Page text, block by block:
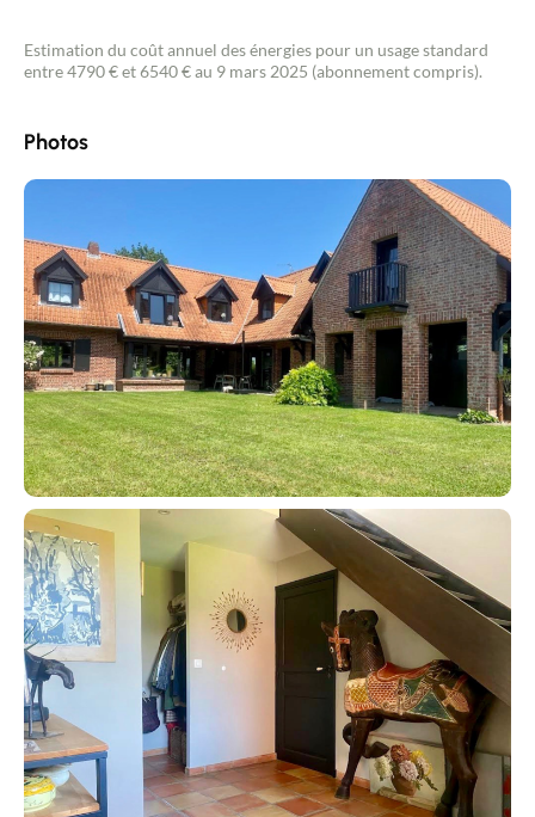
Estimation du coût annuel des énergies pour un usage standard
entre 4790 € et 6540 € au 9 mars 2025 (abonnement compris).
Photos